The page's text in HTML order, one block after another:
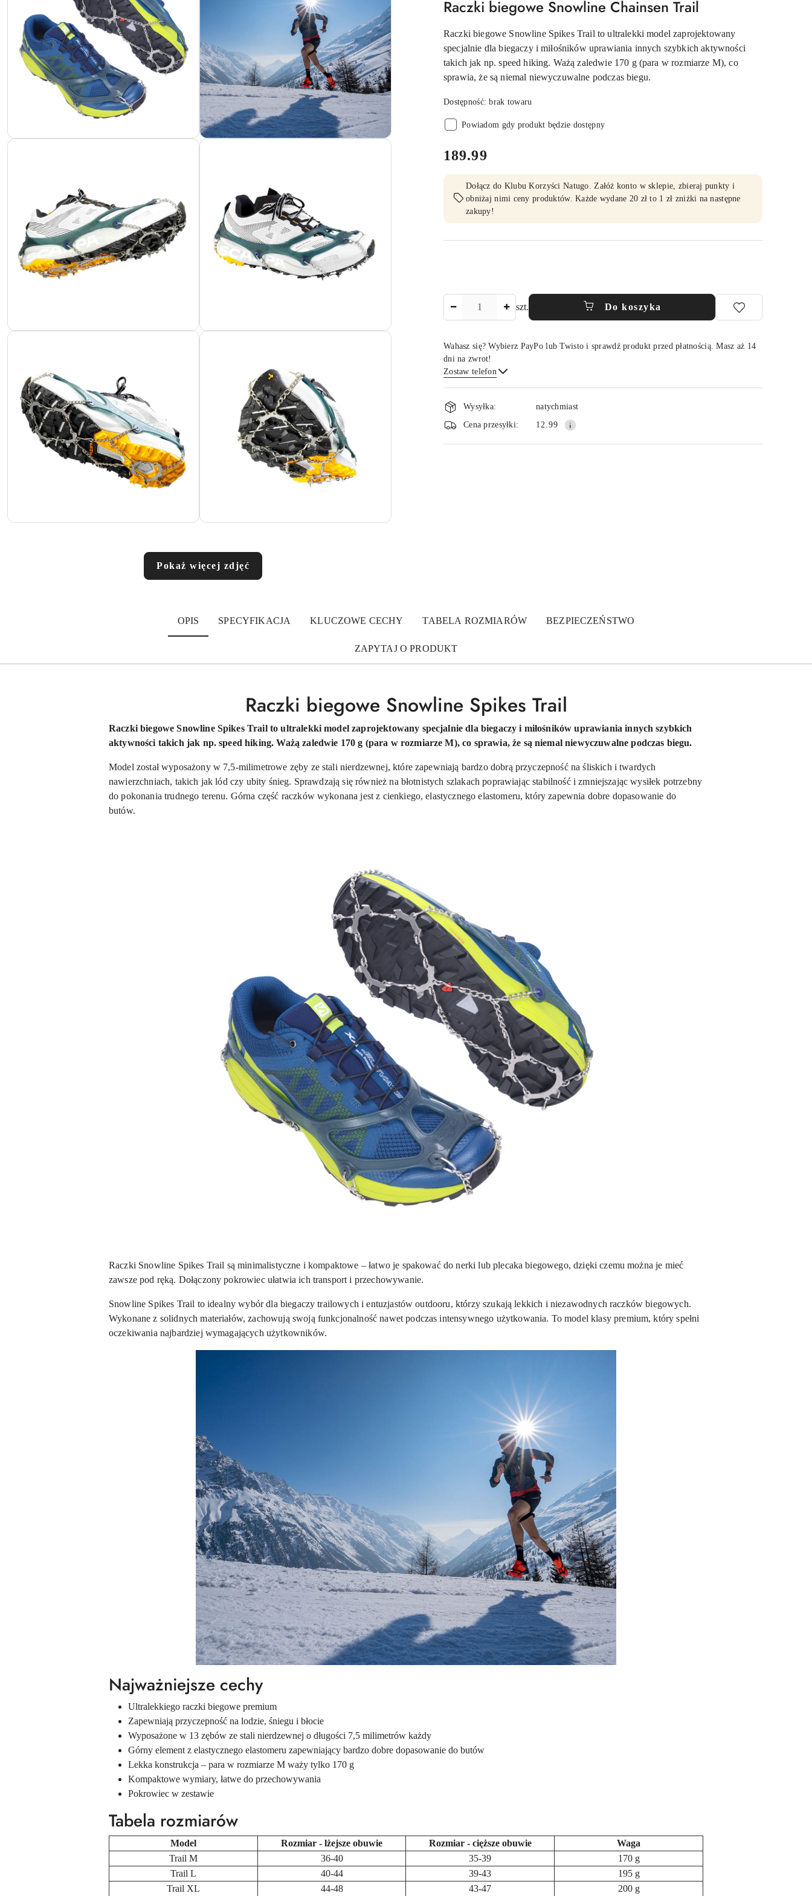
Pokaż więcej zdjęć
Raczki biegowe Snowline Chainsen Trail
Raczki biegowe Snowline Spikes Trail to ultralekki model zaprojektowany
specjalnie dla biegaczy i miłośników uprawiania innych szybkich aktywności
takich jak np. speed hiking. Ważą zaledwie 170 g (para w rozmiarze M), co
sprawia, że są niemal niewyczuwalne podczas biegu.
Dostępność:brak towaru
Powiadom gdy produkt będzie dostępny
cena:
189.99
Dołącz do Klubu Korzyści Natugo. Załóż konto w sklepie, zbieraj punkty i
obniżaj nimi ceny produktów. Każde wydane 20 zł to 1 zł zniżki na następne
zakupy!
szt. Do koszyka
Wahasz się? Wybierz PayPo lub Twisto i sprawdź produkt przed płatnością. Masz aż 14
dni na zwrot!
Zostaw telefon
Wyślij
Dostępność
i
dostawa
Wysyłka:
natychmiast
Cena przesyłki:
12.99
OPIS SPECYFIKACJA KLUCZOWE CECHY TABELA ROZMIARÓW BEZPIECZEŃSTWO
ZAPYTAJ O PRODUKT
Raczki biegowe Snowline Spikes Trail
Raczki biegowe Snowline Spikes Trail to ultralekki model zaprojektowany specjalnie dla biegaczy i miłośników uprawiania innych szybkich
aktywności takich jak np. speed hiking. Ważą zaledwie 170 g (para w rozmiarze M), co sprawia, że są niemal niewyczuwalne podczas biegu.
Model został wyposażony w 7,5-milimetrowe zęby ze stali nierdzewnej, które zapewniają bardzo dobrą przyczepność na śliskich i twardych
nawierzchniach, takich jak lód czy ubity śnieg. Sprawdzają się również na błotnistych szlakach poprawiając stabilność i zmniejszając wysiłek potrzebny
do pokonania trudnego terenu. Górna część raczków wykonana jest z cienkiego, elastycznego elastomeru, który zapewnia dobre dopasowanie do
butów.
Raczki Snowline Spikes Trail są minimalistyczne i kompaktowe – łatwo je spakować do nerki lub plecaka biegowego, dzięki czemu można je mieć
zawsze pod ręką. Dołączony pokrowiec ułatwia ich transport i przechowywanie.
Snowline Spikes Trail to idealny wybór dla biegaczy trailowych i entuzjastów outdooru, którzy szukają lekkich i niezawodnych raczków biegowych.
Wykonane z solidnych materiałów, zachowują swoją funkcjonalność nawet podczas intensywnego użytkowania. To model klasy premium, który spełni
oczekiwania najbardziej wymagających użytkowników.
Najważniejsze cechy
Ultralekkiego raczki biegowe premium
Zapewniają przyczepność na lodzie, śniegu i błocie
Wyposażone w 13 zębów ze stali nierdzewnej o długości 7,5 milimetrów każdy
Górny element z elastycznego elastomeru zapewniający bardzo dobre dopasowanie do butów
Lekka konstrukcja – para w rozmiarze M waży tylko 170 g
Kompaktowe wymiary, łatwe do przechowywania
Pokrowiec w zestawie
Tabela rozmiarów
Model Rozmiar - lżejsze obuwie Rozmiar - cięższe obuwie
Waga
Trail M
36-40 35-39
170 g
Trail L
40-44 39-43
195 g
Trail XL
44-48 43-47 200 g